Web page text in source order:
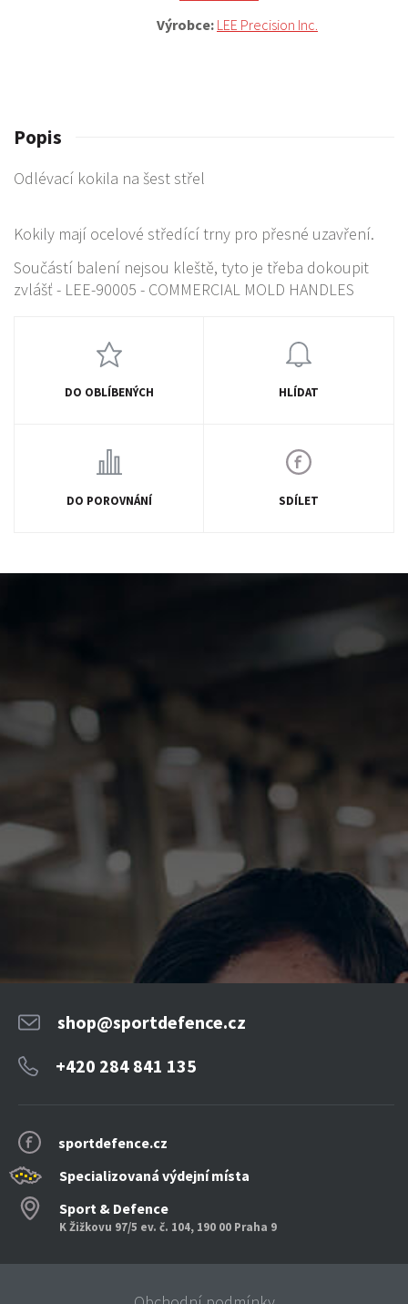
Výrobce: LEE Precision Inc.
Popis
Odlévací kokila na šest střel
Kokily mají ocelové středící trny pro přesné uzavření.
Součástí balení nejsou kleště, tyto je třeba dokoupit
zvlášť - LEE-90005 - COMMERCIAL MOLD HANDLES
DO OBLÍBENÝCH HLÍDAT
DO POROVNÁNÍ SDÍLET
sportdefence.cz
Specializovaná výdejní místa
Sport & Defence
K Žižkovu 97/5 ev. č. 104, 190 00 Praha 9
shop@sportdefence.cz
+420 284 841 135